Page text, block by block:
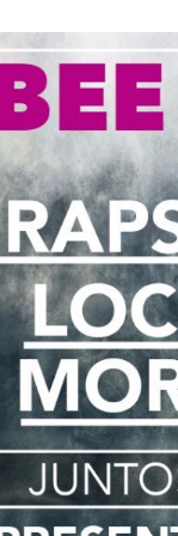
o ESC para